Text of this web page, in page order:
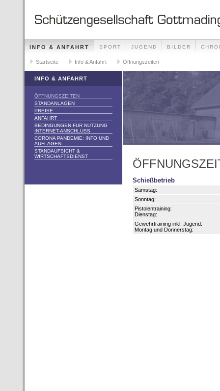
INFO & ANFAHRT SPORT JUGEND BILDER
KONTAKT DATENSCHUTZ
Startseite Info & Anfahrt Öffnungszeiten
INFO & ANFAHRT
ÖFFNUNGSZEITEN
STANDANLAGEN
PREISE
ANFAHRT
BEDINGUNGEN FÜR NUTZUNG
INTERNET-ANSCHLUSS
CORONA PANDEMIE: INFO UND
AUFLAGEN
STANDAUFSICHT &
WIRTSCHAFTSDIENST
Schießbetrieb
Samstag:
Sonntag:
Pistolentraining:
Dienstag:
Gewehrtraining inkl. Jugend:
Montag und Donnerstag: